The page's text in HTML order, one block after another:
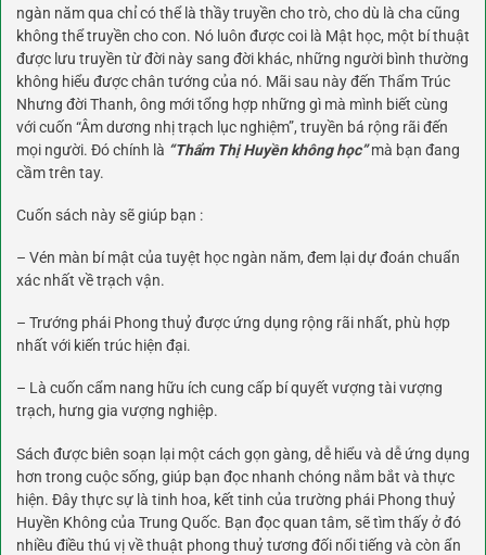
ngàn năm qua chỉ có thể là thầy truyền cho trò, cho dù là cha cũng
không thể truyền cho con. Nó luôn được coi là Mật học, một bí thuật
được lưu truyền từ đời này sang đời khác, những người bình thường
không hiểu được chân tướng của nó. Mãi sau này đến Thẩm Trúc
Nhưng đời Thanh, ông mới tổng hợp những gì mà mình biết cùng
với cuốn “Âm dương nhị trạch lục nghiệm”, truyền bá rộng rãi đến
mọi người. Đó chính là “Thẩm Thị Huyền không học”mà bạn đang
cầm trên tay.
Cuốn sách này sẽ giúp bạn :
– Vén màn bí mật của tuyệt học ngàn năm, đem lại dự đoán chuẩn
xác nhất về trạch vận.
– Trướng phái Phong thuỷ được ứng dụng rộng rãi nhất, phù hợp
nhất với kiến trúc hiện đại.
– Là cuốn cẩm nang hữu ích cung cấp bí quyết vượng tài vượng
trạch, hưng gia vượng nghiệp.
Sách được biên soạn lại một cách gọn gàng, dễ hiểu và dễ ứng dụng
hơn trong cuộc sống, giúp bạn đọc nhanh chóng nắm bắt và thực
hiện. Đây thực sự là tinh hoa, kết tinh của trường phái Phong thuỷ
Huyền Không của Trung Quốc. Bạn đọc quan tâm, sẽ tìm thấy ở đó
nhiều điều thú vị về thuật phong thuỷ tương đối nổi tiếng và còn ẩn